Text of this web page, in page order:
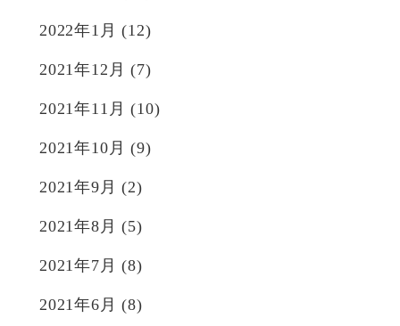
2022年1月 (12)
2021年12月 (7)
2021年11月 (10)
2021年10月 (9)
2021年9月 (2)
2021年8月 (5)
2021年7月 (8)
2021年6月 (8)